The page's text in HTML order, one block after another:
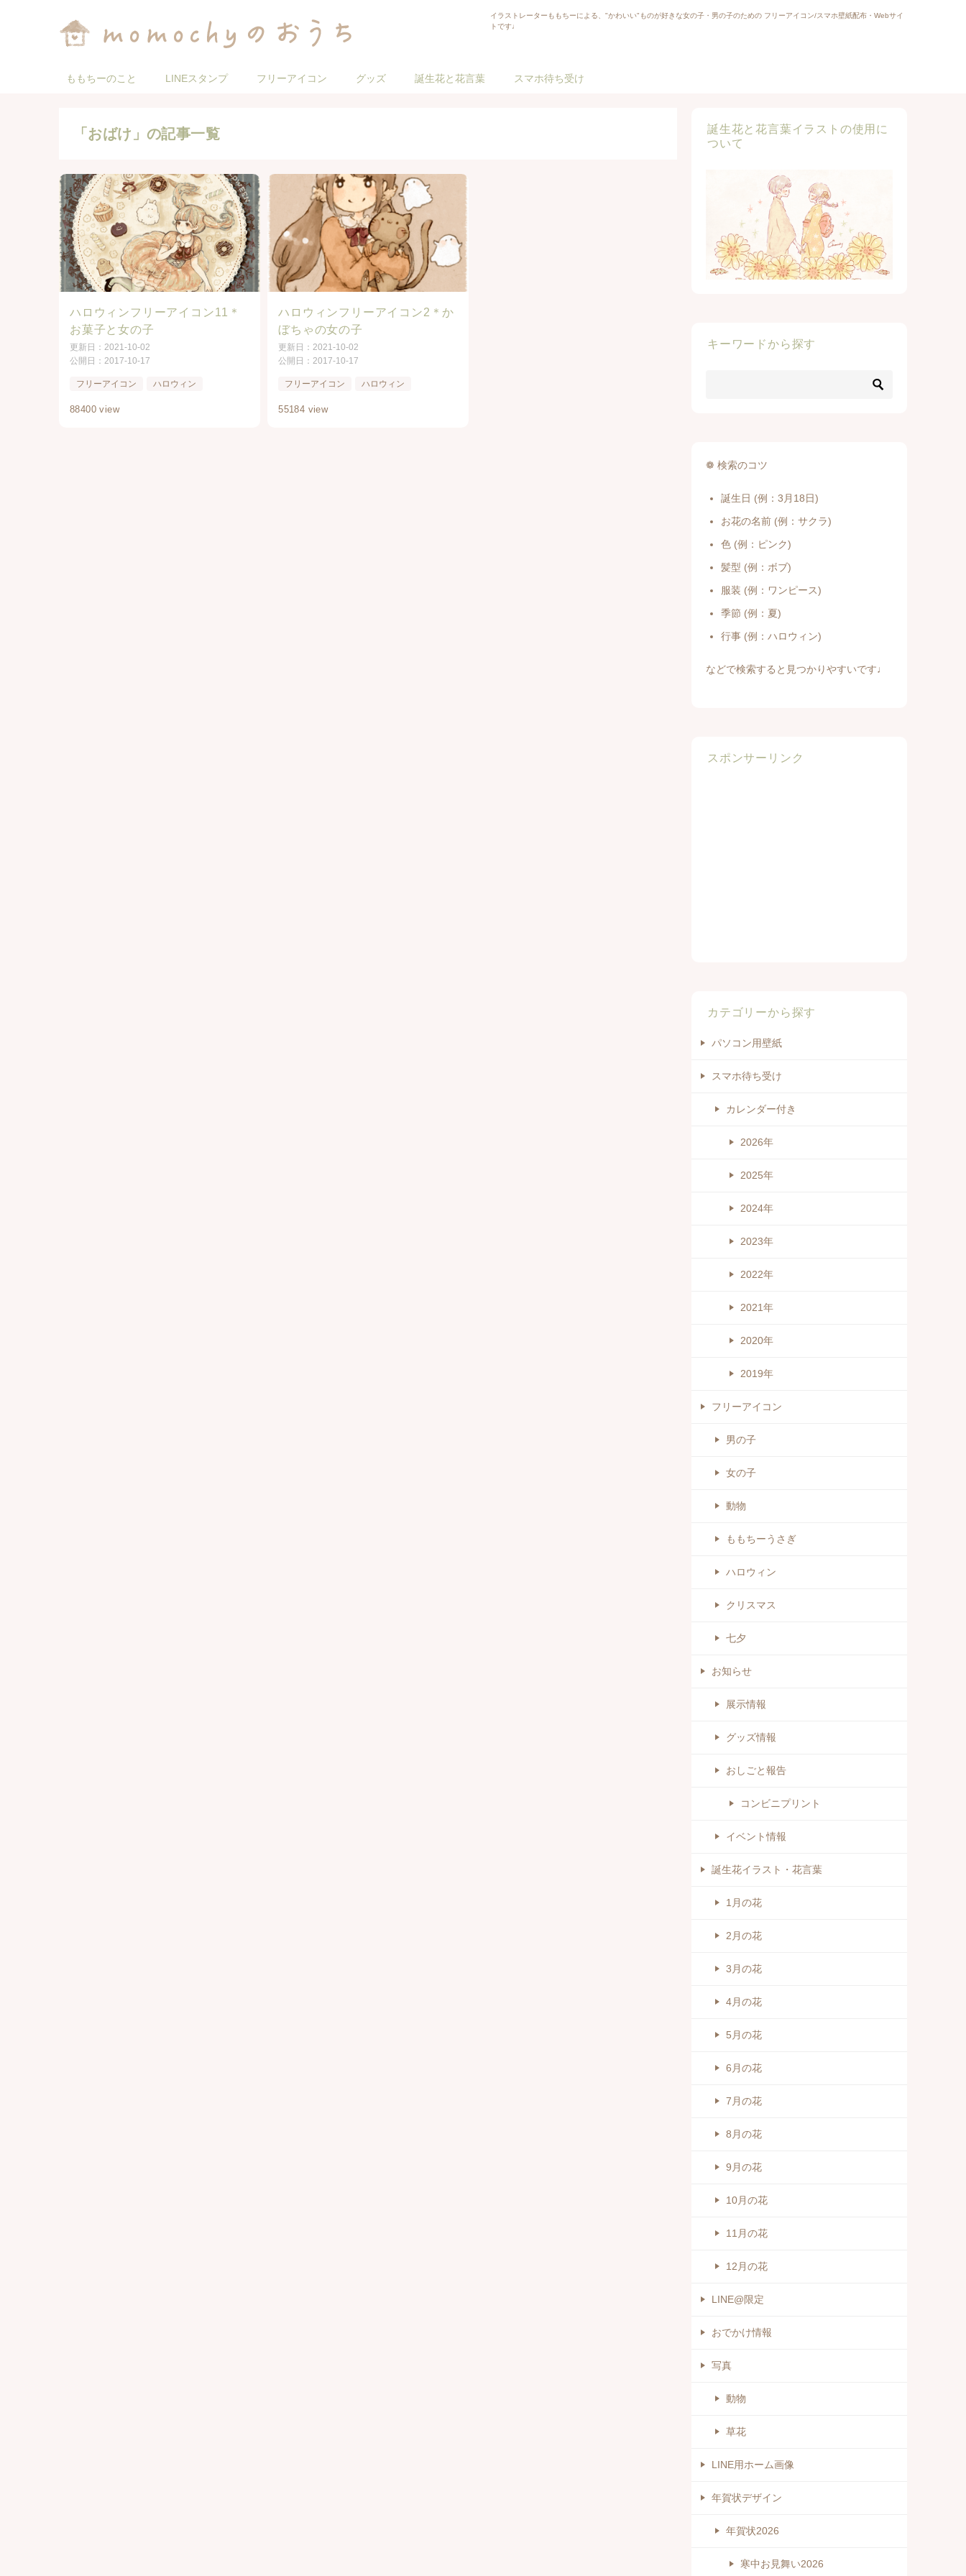
イラストレーターももちーによる、"かわいい"ものが好きな女の子・男の子のための フリーアイコン/スマホ壁紙配布・Webサイ
トです♩
ももちーのこと LINEスタンプ フリーアイコン グッズ 誕生花と花言葉 スマホ待ち受け
「おばけ」の記事一覧
ハロウィンフリーアイコン11＊
お菓子と女の子
更新日： 2021-10-02
公開日： 2017-10-17
フリーアイコン ハロウィン
88400 view
ハロウィンフリーアイコン2＊か
ぼちゃの女の子
更新日：2021-10-02
公開日：2017-10-17
フリーアイコン ハロウィン
55184 view
誕生花と花言葉イラストの使用に
ついて
キーワードから探す
❁ 検索のコツ
誕生日 (例：3月18日)
お花の名前 (例：サクラ)
色 (例：ピンク)
髪型 (例：ボブ)
服装 (例：ワンピース)
季節 (例：夏)
行事 (例：ハロウィン)
などで検索すると見つかりやすいです♩
スポンサーリンク
カテゴリーから探す
パソコン用壁紙
スマホ待ち受け
カレンダー付き
2026年
2025年
2024年
2023年
2022年
2021年
2020年
2019年
フリーアイコン
男の子
女の子
動物
ももちーうさぎ
ハロウィン
クリスマス
七夕
お知らせ
展示情報
グッズ情報
おしごと報告
コンビニプリント
イベント情報
誕生花イラスト・花言葉
1月の花
2月の花
3月の花
4月の花
5月の花
6月の花
7月の花
8月の花
9月の花
10月の花
11月の花
12月の花
LINE@限定
おでかけ情報
写真
動物
草花
LINE用ホーム画像
年賀状デザイン
年賀状2026
寒中お見舞い2026